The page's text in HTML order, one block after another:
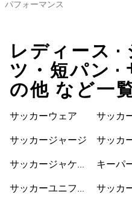
パフォーマンス
レディース •
ツ・短パン •
の他 など一
サッカーウェア
サッカージャージ
サッカージャケッ
サッカーユニフォ
サッカ
サッカ
キーパ
サッカ